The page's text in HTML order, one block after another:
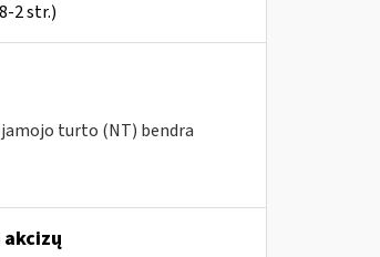
2 str.)
turto (NT) bendra